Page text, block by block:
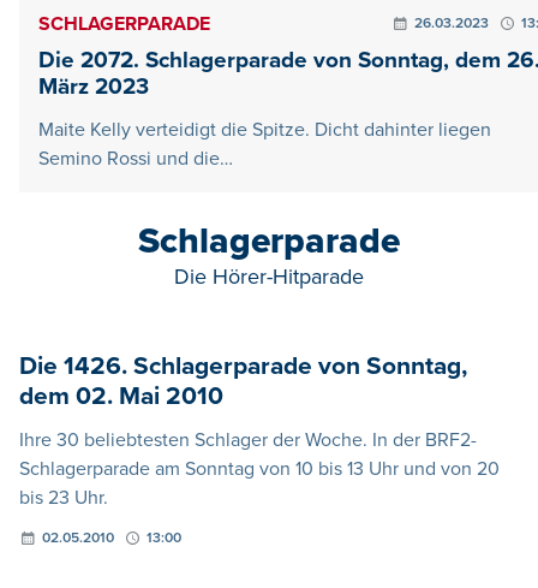
SCHLAGERPARADE 26.03.2023
Die 2072. Schlagerparade von Sonntag, dem
März 2023
Maite Kelly verteidigt die Spitze. Dicht dahinter liegen
Semino Rossi und die…
Schlagerparade
Die Hörer-Hitparade
Die 1426. Schlagerparade von Sonntag,
dem 02. Mai 2010
Ihre 30 beliebtesten Schlager der Woche. In der BRF2-
Schlagerparade am Sonntag von 10 bis 13 Uhr und von 20
bis 23 Uhr.
02.05.2010 13:00